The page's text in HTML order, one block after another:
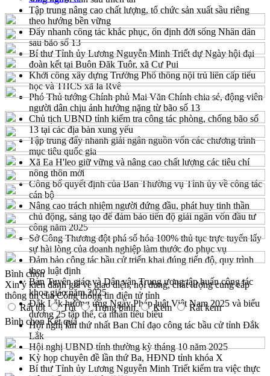
Tập trung nâng cao chất lượng, tổ chức sản xuất sầu riêng
theo hướng bền vững
Đẩy nhanh công tác khắc phục, ổn định đời sống Nhân dân
sau bão số 13
Bí thư Tỉnh ủy Lương Nguyễn Minh Triết dự Ngày hội đại
đoàn kết tại Buôn Đăk Tuôr, xã Cư Pui
Khởi công xây dựng Trường Phổ thông nội trú liên cấp tiểu
học và THCS xã Ia Rvê
Phó Thủ tướng Chính phủ Mai Văn Chính chia sẻ, động viên
người dân chịu ảnh hưởng nặng từ bão số 13
Chủ tịch UBND tỉnh kiểm tra công tác phòng, chống bão số
13 tại các địa bàn xung yếu
Tập trung đẩy nhanh giải ngân nguồn vốn các chương trình
mục tiêu quốc gia
Xã Ea H'leo giữ vững và nâng cao chất lượng các tiêu chí
nông thôn mới
Công bố quyết định của Ban Thường vụ Tỉnh ủy về công tác
cán bộ
Nâng cao trách nhiệm người đứng đầu, phát huy tinh thần
chủ động, sáng tạo để đảm bảo tiến độ giải ngân vốn đầu tư
công năm 2025
Sở Công Thương đột phá số hóa 100% thủ tục trực tuyến lấy
sự hài lòng của doanh nghiệp làm thước đo phục vụ
Đảm bảo công tác bầu cử triển khai đúng tiến độ, quy trình
theo luật định
Ban Tuyên giáo và Dân vận Trung ương tập huấn công tác
khoa giáo năm 2025
Đắk Lắk hưởng ứng Ngày Pháp luật Việt Nam 2025 và biểu
dương 25 tập thể, cá nhân tiêu biểu
Hội nghị lần thứ nhất Ban Chỉ đạo công tác bầu cử tỉnh Đắk
Lắk
Hội nghị UBND tỉnh thường kỳ tháng 10 năm 2025
Kỳ họp chuyên đề lần thứ Ba, HĐND tỉnh khóa X
Bí thư Tỉnh ủy Lương Nguyễn Minh Triết kiểm tra việc thực
Bình chọn
Xin ý kiến đánh giá về giao diện, nội dung, chất lượng cung cấp
thông tin của Cổng thông tin điện tử tỉnh
Rất tốt
Tốt Trung bình Kém
Rất kém
Bình chọnKết quả